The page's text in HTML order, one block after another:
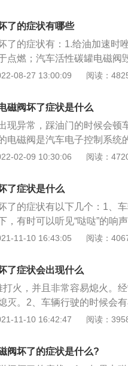
应该是间隙吸气的，当拔下
，用手堵住电磁阀的一部分
，说明碳罐电磁阀损坏。
了的症状有哪些
了的症状有：1.给油加速时
点燃；汽车活性碳罐电磁阀
致燃油损耗加重，在非怠速
管道破裂，汽油蒸汽会顺着
。假如这时管道漏油，将导
然导致发动机的混合气太稀
：这时要注意检测碳罐电磁
汽会越来越多，最后充满全
08-27 13:00:09 阅读：
磁阀坏了症状是什么
现异常，踩油门的时候会顿
电磁阀是汽车电子控制系统
锁止电磁阀和调压电磁阀，
门打开。电磁阀的工作原理
引，用于切断油水、气体等
传感器，温度传感器等电气
态下可以正常工作。
02-09 10:30:06 阅读：
了症状是什么
了的症状有以下几个：1、
，有时可以听见“哒哒”的响
火，并且非常容易熄火。
的忽高忽低，而且汽车加速
减少因燃油蒸发排放造成空
阀出现问题，最常见的现象
损坏的方法：因为活性碳罐
应该是间隙吸气的。当拔下
，说明电磁阀损坏。
11-10 16:43:05 阅读：
了症状会出现什么
打火，并且非常容易熄火。
灭。2、车辆行驶的时候会
哒”的响声。3、油耗增加
车辆行驶的时候会有异响
响声。3、油耗增加，且车
11-10 16:42:47 阅读：
阀坏了的症状是什么?